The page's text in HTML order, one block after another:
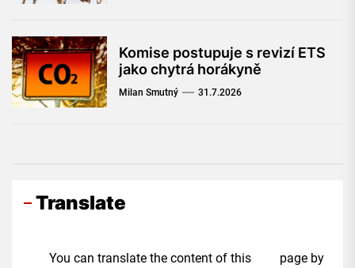
Komise postupuje s revizí ETS
jako chytrá horákyně
Milan Smutný 31.7.2026
Translate
You can translate the content of this page by